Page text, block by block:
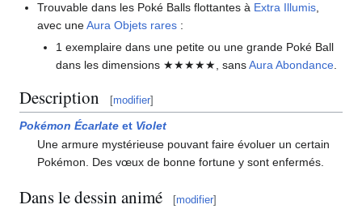
Trouvable dans les Poké Balls flottantes à Extra Illumis,
avec uneAura Objets rares :
1 exemplaire dans une petite ou une grande Poké Ball
dans les dimensions ★★★★★, sansAura Abondance.
Description [modifier]
Pokémon Écarlate et Violet
Une armure mystérieuse pouvant faire évoluer un certain
Pokémon. Des vœux de bonne fortune y sont enfermés.
Dans le dessin animé [modifier]